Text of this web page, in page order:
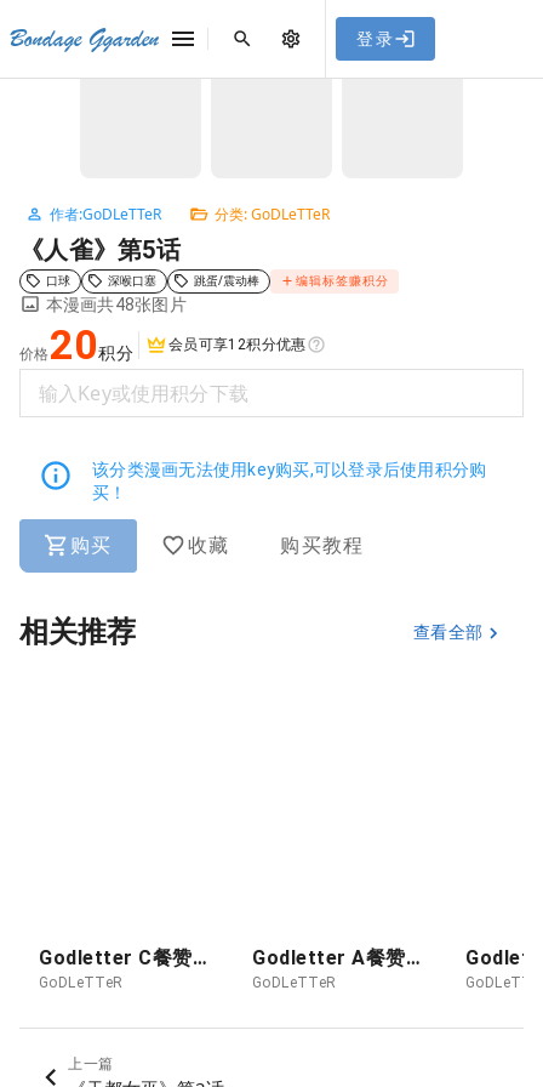
，使用遇到
问题请联系客服。
Bondage Ggarden 登录
首页 / GoDLeTTeR / 《人雀》第5话
作者:GoDLeTTeR 分类: GoDLeTTeR
《人雀》第5话
口球 深喉口塞 跳蛋/震动棒 编辑标签赚积分
本漫画共48张图片
价格 20积分 会员可享12积分优惠
输入Key或使用积分下载
该分类漫画无法使用key购买,可以登录后使用积分购
买！
购买 收藏 购买教程
相关推荐 查看全部
Godletter C餐赞助图 2026-08月 抖M侠
GoDLeTTeR
Godletter A餐赞助图 26-08 POKER - KUROZAWA ROUKYO
GoDLeTTeR
上一篇